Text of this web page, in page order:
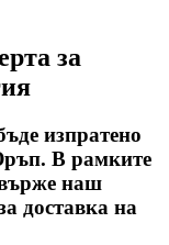
за
изпратено
В рамките
наш
доставка на